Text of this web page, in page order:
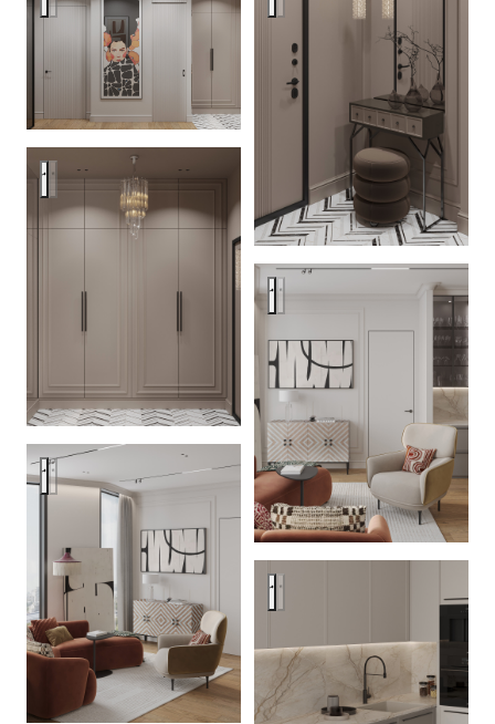
Квартира 100 кв.м. в ЖК Береговой
Квартира 100 кв.м. в ЖК
Квартира 100 кв.м. в ЖК Береговой
Квартира 100 кв.м. в ЖК